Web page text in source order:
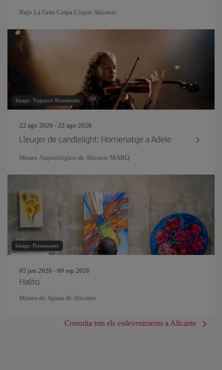
Bajo La Gran Carpa Cirque Alicante
Image: Yuganov Konstantin
22 ago 2026 - 22 ago 2026
Lleuger de candlelight: Homenatge a Adele
Museo Arqueológico de Alicante MARQ
Image: Pressmaster
05 jun 2026 - 09 sep 2026
Halito
Museo de Aguas de Alicante
Consulta tots els esdeveniments a Alicante